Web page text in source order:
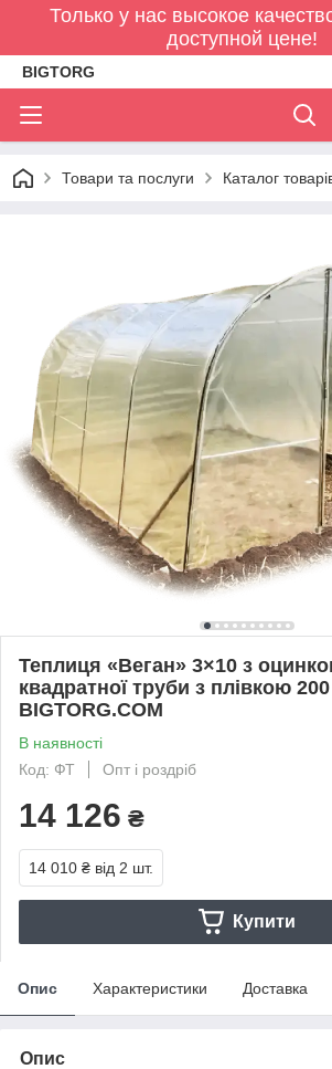
Только у нас высокое
доступной цене!
BIGTORG
Товари та послуги Каталог
Теплиця «Веган» 3×10 з
квадратної труби з плівкою
BIGTORG.COM
В наявності
Код: ФТ
Опт і роздріб
14 126 ₴
14 010 ₴ від 2 шт.
Купити
Опис Характеристики Доставка
Опис